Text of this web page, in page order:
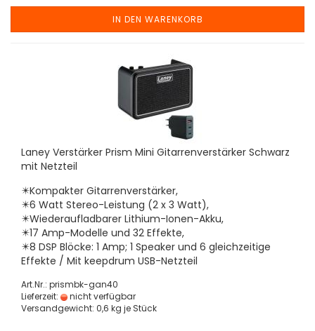
IN DEN WARENKORB
Laney Verstärker Prism Mini Gitarrenverstärker Schwarz
mit Netzteil
✴️Kompakter Gitarrenverstärker,
✴️6 Watt Stereo-Leistung (2 x 3 Watt),
✴️Wiederaufladbarer Lithium-Ionen-Akku,
✴️17 Amp-Modelle und 32 Effekte,
✴️8 DSP Blöcke: 1 Amp; 1 Speaker und 6 gleichzeitige
Effekte / Mit keepdrum USB-Netzteil
Art.Nr.: prismbk-gan40
Lieferzeit:
nicht verfügbar
Versandgewicht: 0,6 kg je Stück